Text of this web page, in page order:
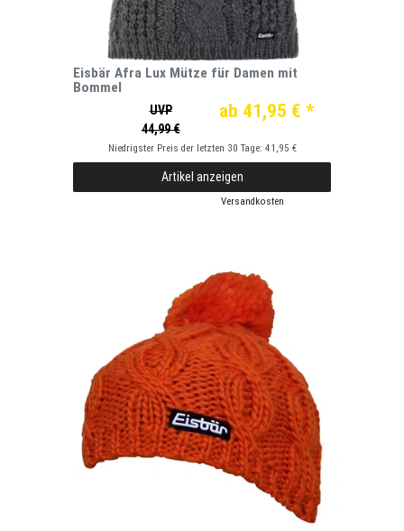
Eisbär Afra Lux Mütze für Damen mit
Bommel
UVP
44,99 €
ab 41,95 € *
Niedrigster Preis der letzten 30 Tage: 41,95 €
Artikel anzeigen
Versandkosten